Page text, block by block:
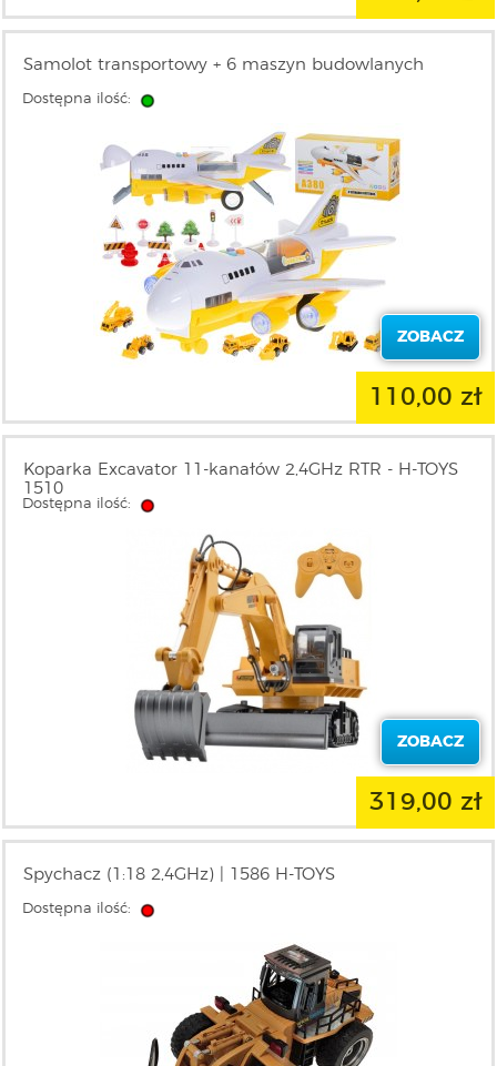
Samolot transportowy + 6 maszyn budowlanych
Dostępna ilość:
ZOBACZ
110,00 zł
Koparka Excavator 11-kanałów 2,4GHz RTR - H-TOYS
1510
Dostępna ilość:
ZOBACZ
319,00 zł
Spychacz (1:18 2,4GHz) | 1586 H-TOYS
Dostępna ilość: